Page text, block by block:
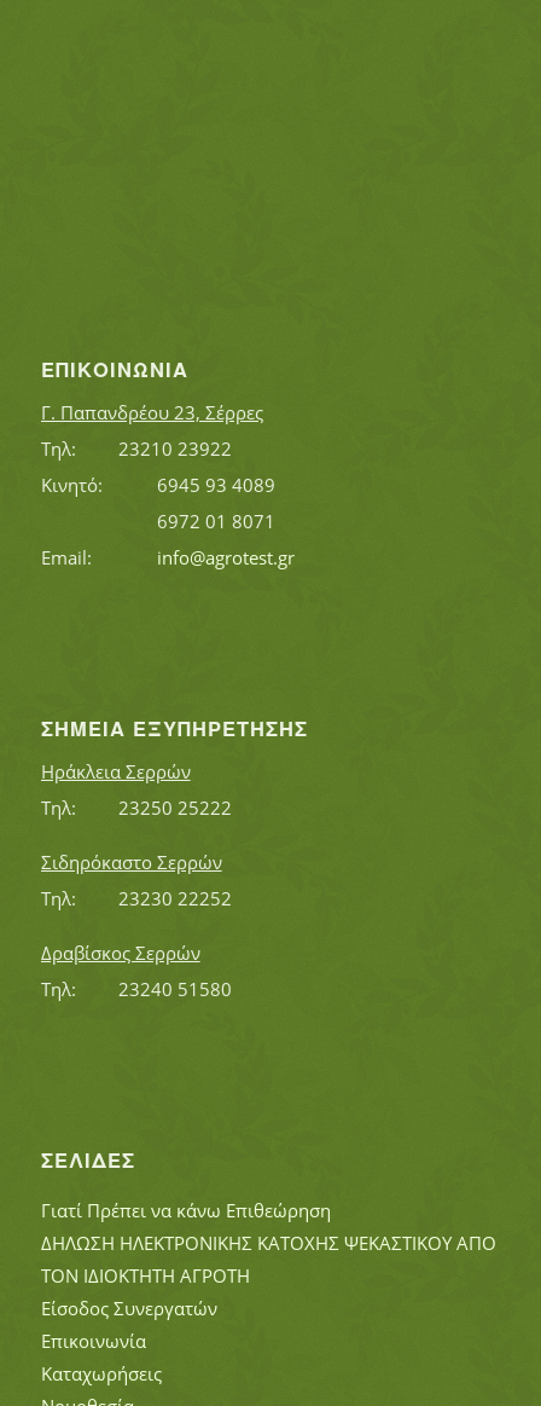
ΕΠΙΚΟΙΝΩΝΊΑ
Γ. Παπανδρέου 23, Σέρρες
Τηλ:		23210 23922
Κινητό:		6945 93 4089
			6972 01 8071
info@agrotest.gr
ΣΗΜΕΊΑ ΕΞΥΠΗΡΈΤΗΣΗΣ
Ηράκλεια Σερρών
Τηλ:		23250 25222
Σιδηρόκαστο Σερρών
Τηλ:		23230 22252
Δραβίσκος Σερρών
Τηλ:		23240 51580
ΣΕΛΊΔΕΣ
Γιατί Πρέπει να κάνω Επιθεώρηση
ΔΗΛΩΣΗ ΗΛΕΚΤΡΟΝΙΚΗΣ ΚΑΤΟΧΗΣ ΨΕΚΑΣΤΙΚΟΥ ΑΠΟ
ΤΟΝ ΙΔΙΟΚΤΗΤΗ ΑΓΡΟΤΗ
Είσοδος Συνεργατών
Επικοινωνία
Καταχωρήσεις